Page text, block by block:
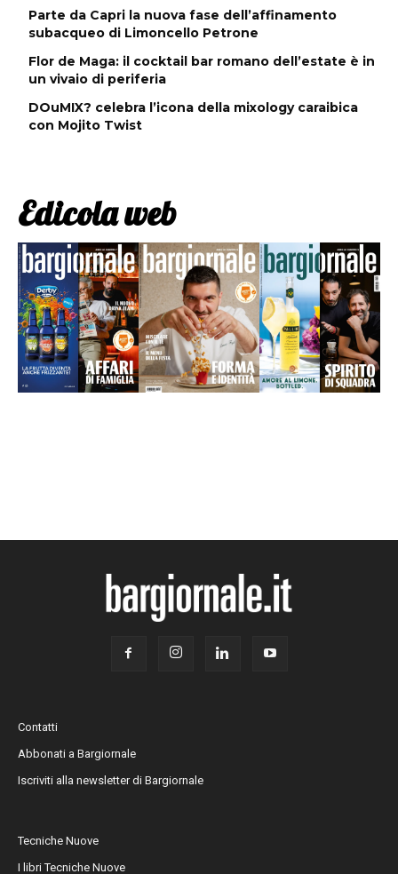
Parte da Capri la nuova fase dell’affinamento
subacqueo di Limoncello Petrone
Flor de Maga: il cocktail bar romano dell’estate è in
un vivaio di periferia
DOuMIX? celebra l’icona della mixology caraibica
con Mojito Twist
Edicola web
Contatti
Abbonati a Bargiornale
Iscriviti alla newsletter di Bargiornale
Tecniche Nuove
I libri Tecniche Nuove